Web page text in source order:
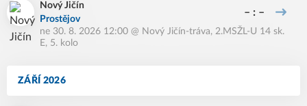
Nový Jičín
Prostějov
– : –
ne 30. 8. 2026 12:00 @ Nový Jičín-tráva, 2.MSŽL-U 14 sk.
E, 5. kolo
ZÁŘÍ 2026